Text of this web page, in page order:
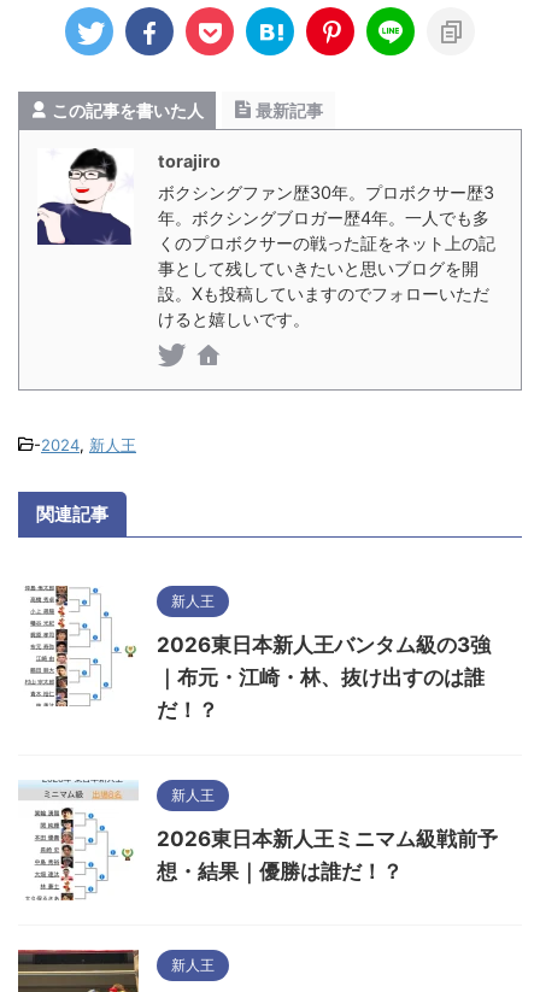
この記事を書いた人 最新記事
torajiro
ボクシングファン歴30年。プロボクサー歴3
年。ボクシングブロガー歴4年。一人でも多
くのプロボクサーの戦った証をネット上の記
事として残していきたいと思いブログを開
設。Xも投稿していますのでフォローいただ
けると嬉しいです。
-2024, 新人王
関連記事
新人王
2026東日本新人王バンタム級の3強
｜布元・江崎・林、抜け出すのは誰
だ！？
新人王
2026東日本新人王ミニマム級戦前予
想・結果｜優勝は誰だ！？
新人王